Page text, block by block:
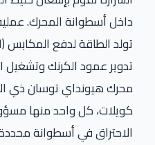
داخل أسطوانة المحرك.
تولد الطاقة لدفع المكابس
تدوير عمود الكرنك وتشغيل
محرك هيونداي توسان ذي
كويلات، كل واحد منها
الاحتراق في أسطوانة